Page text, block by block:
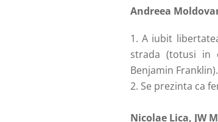
Andreea
A iubit
strada (totusi in
Benjamin Franklin).
Se prezinta ca
Nicolae Lica, JW